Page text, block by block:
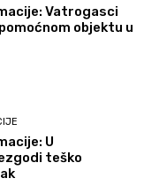
Vatrogasci
objektu u
U
teško